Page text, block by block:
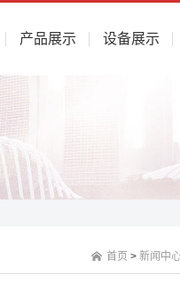
产品展示 设备展示
首页 > 新闻中